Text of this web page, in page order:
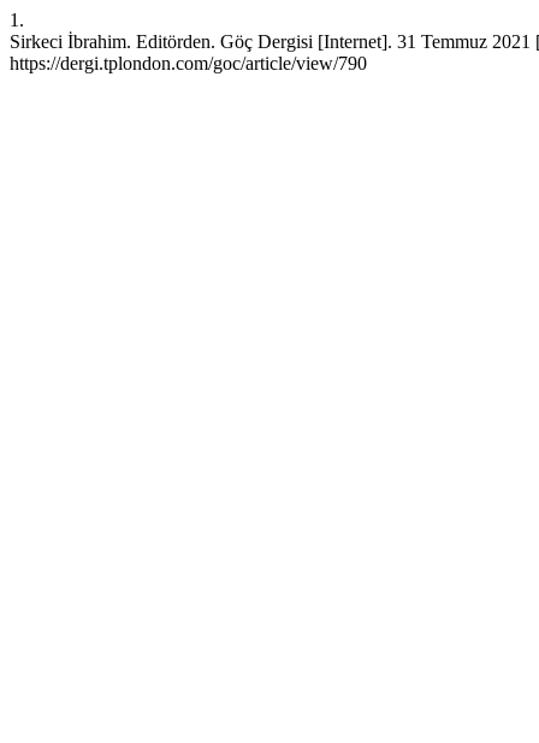
1.
Sirkeci İbrahim. Editörden. Göç Dergisi [Internet]. 31 Temmuz
https://dergi.tplondon.com/goc/article/view/790